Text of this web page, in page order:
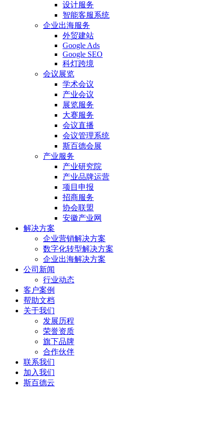
设计服务
智能客服系统
企业出海服务
外贸建站
Google Ads
Google SEO
科灯跨境
会议展览
学术会议
产业会议
展览服务
大赛服务
会议直播
会议管理系统
斯百德会展
产业服务
产业研究院
产业品牌运营
项目申报
招商服务
协会联盟
安徽产业网
解决方案
企业营销解决方案
数字化转型解决方案
企业出海解决方案
公司新闻
行业动态
客户案例
帮助文档
关于我们
发展历程
荣誉资质
旗下品牌
合作伙伴
联系我们
加入我们
斯百德云